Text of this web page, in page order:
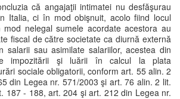
că angajaţii intimatei nu desfăşurau
Italia, ci în mod obişnuit, acolo fiind locul
nelegal sumele acordate acestora au
fiscal de către societate ca diurnă externă
salarii sau asimilate salariilor, acestea din
impozitării şi luării în calcul la plata
sociale obligatorii, conform art. 55 alin. 2
din Legea nr. 571/2003 şi art. 76 alin. 2 lit.
187 - 188, art. 204 şi art. 212 din Legea nr.